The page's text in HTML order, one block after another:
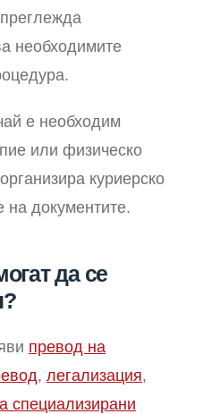
необходимите
е необходим
или физическо
куриерско
документите.
да се
превод на
, легализация,
специализирани